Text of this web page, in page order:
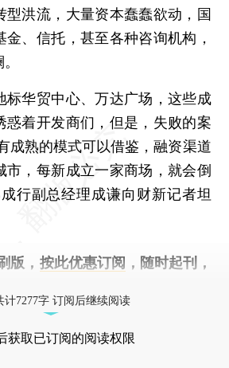
洪流，大量资本蠢蠢欲动，国
金、信托，甚至各种咨询机构，
华贸中心、万达广场，这些成
惑着开发商们，但是，失败的案
成熟的模式可以借鉴，融资渠道
市，每新成立一家商场，就会倒
行副总经理成谦向财新记者坦
版， 按此优惠订阅 ，随时起刊，
计7277字 订阅后继续阅读
获取已订阅的阅读权限